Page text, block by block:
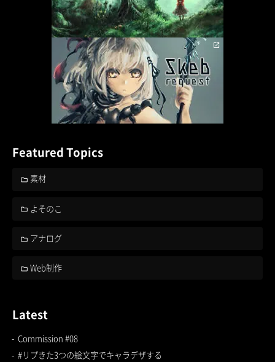
Featured Topics
素材
よそのこ
アナログ
Web制作
Latest
Commission #08
#リプきた3つの絵文字でキャラデザする